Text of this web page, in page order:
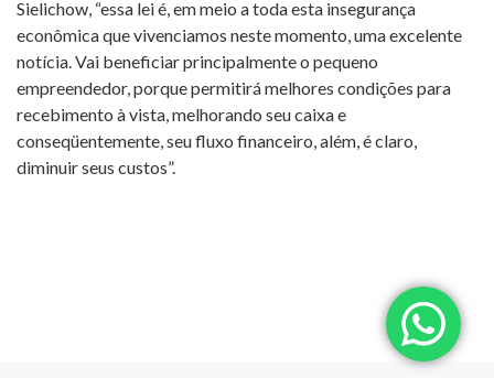
Sielichow, “essa lei é, em meio a toda esta insegurança
econômica que vivenciamos neste momento, uma excelente
notícia. Vai beneficiar principalmente o pequeno
empreendedor, porque permitirá melhores condições para
recebimento à vista, melhorando seu caixa e
conseqüentemente, seu fluxo financeiro, além, é claro,
diminuir seus custos”.